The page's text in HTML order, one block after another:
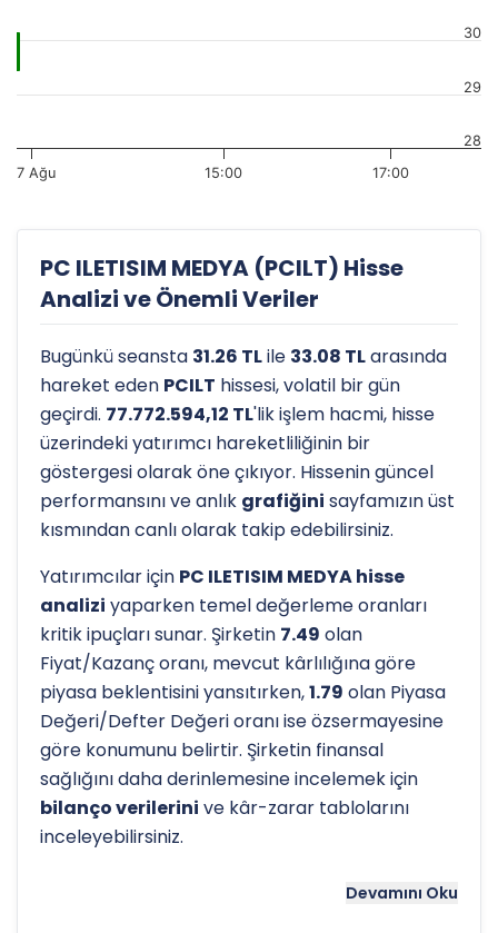
7 Ağu 15:00 17:00
28
29
30
PC ILETISIM MEDYA (PCILT) Hisse
Analizi ve Önemli Veriler
Bugünkü seansta 31.26 TLile 33.08 TLarasında
hareket eden PCILT hissesi, volatil bir gün
geçirdi. 77.772.594,12 TL'lik işlem hacmi, hisse
üzerindeki yatırımcı hareketliliğinin bir
göstergesi olarak öne çıkıyor. Hissenin güncel
performansını ve anlık grafiğini sayfamızın üst
kısmından canlı olarak takip edebilirsiniz.
Yatırımcılar için PC ILETISIM MEDYA hisse
analizi yaparken temel değerleme oranları
kritik ipuçları sunar. Şirketin 7.49 olan
Fiyat/Kazanç oranı, mevcut kârlılığına göre
piyasa beklentisini yansıtırken,1.79 olan Piyasa
Değeri/Defter Değeri oranı ise özsermayesine
göre konumunu belirtir. Şirketin finansal
sağlığını daha derinlemesine incelemek için
bilanço verilerini ve kâr-zarar tablolarını
inceleyebilirsiniz.
Hissenin uzun vadeli trendini ve potansiyelDevamını Oku